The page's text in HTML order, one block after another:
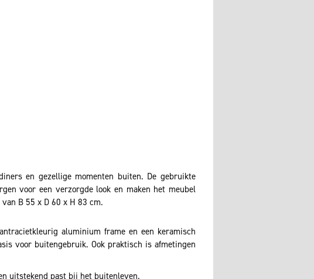
en gezellige momenten buiten. De gebruikte
voor een verzorgde look en maken het meubel
B 55 x D 60 x H 83 cm.
aluminium frame en een keramisch
voor buitengebruik. Ook praktisch is afmetingen
uitstekend past bij het buitenleven.